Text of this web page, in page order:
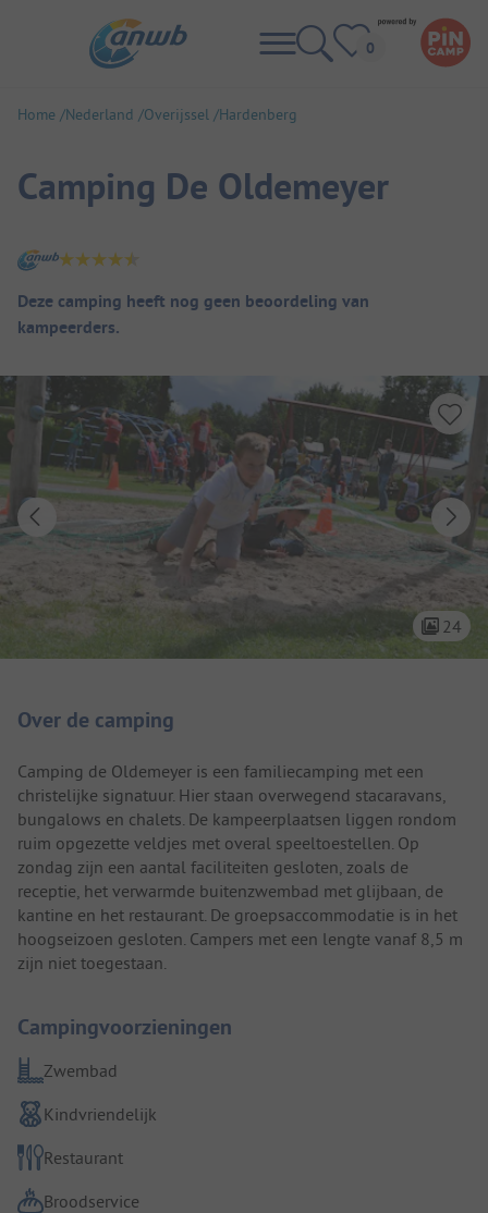
Home Nederland Overijssel Hardenberg
Camping De Oldemeyer
Camping overzicht
Deze camping heeft nog geen beoordeling van
kampeerders.
24
Over de camping
Camping de Oldemeyer is een familiecamping met een
christelijke signatuur. Hier staan overwegend stacaravans,
bungalows en chalets. De kampeerplaatsen liggen rondom
ruim opgezette veldjes met overal speeltoestellen. Op
zondag zijn een aantal faciliteiten gesloten, zoals de
receptie, het verwarmde buitenzwembad met glijbaan, de
kantine en het restaurant. De groepsaccommodatie is in het
hoogseizoen gesloten. Campers met een lengte vanaf 8,5 m
zijn niet toegestaan.
Campingvoorzieningen
Zwembad
Kindvriendelijk
Restaurant
Broodservice